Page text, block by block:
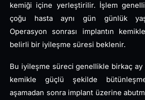
kemiği içine yerleştirilir. İşlem
çoğu hasta aynı gün günlük
Operasyon sonrası implantın
belirli bir iyileşme süresi beklenir.
Bu iyileşme süreci genellikle birkaç ay
kemikle güçlü şekilde
aşamadan sonra implant üzerine